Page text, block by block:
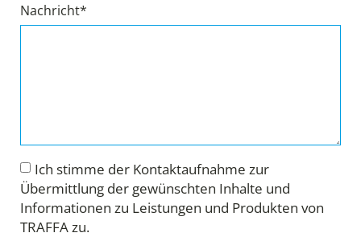
Nachricht*
Ich stimme der Kontaktaufnahme zur
Übermittlung der gewünschten Inhalte und
Informationen zu Leistungen und Produkten von
TRAFFA zu.